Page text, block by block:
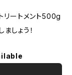
リートメント500g
しょう！